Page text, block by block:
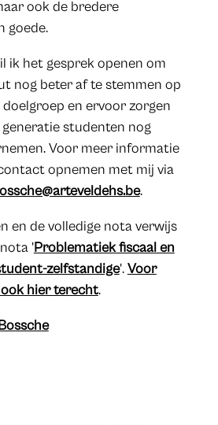
ook de bredere
goede.
ik het gesprek openen om
nog beter af te stemmen op
en ervoor zorgen
studenten nog
Voor meer informatie
opnemen met mij via
.
en de volledige nota verwijs
'Problematiek fiscaal en
zelfstandige'.Voor
hier terecht.